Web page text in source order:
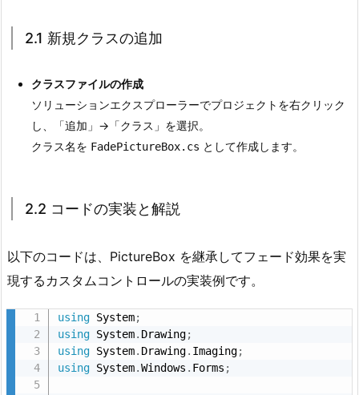
ト
ル
「F
i
t
u
x」
2.1 新規クラスの追加
クラスファイルの作成
ソリューションエクスプローラーでプロジェクトを右クリック
し、「追加」→「クラス」を選択。
クラス名を FadePictureBox.cs として作成します。
2.2 コードの実装と解説
以下のコードは、PictureBox を継承してフェード効果を実
現するカスタムコントロールの実装例です。
using System;
using System. Drawing;
using System. Drawing. Imaging;
using System.Windows . Forms ;